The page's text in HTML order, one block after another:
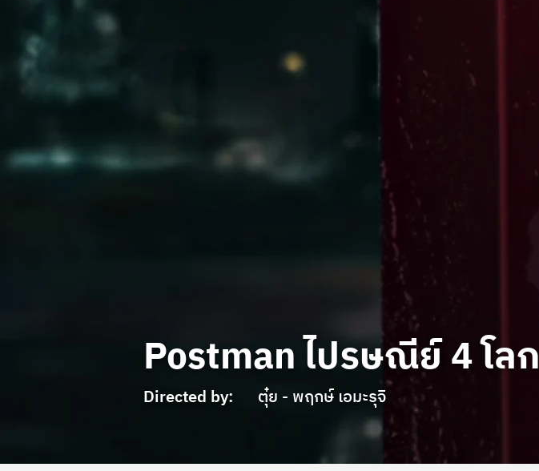
Postman ไปรษณีย์ 4 โลก
Directed by: ตุ๋ย - พฤกษ์ เอมะรุจิ